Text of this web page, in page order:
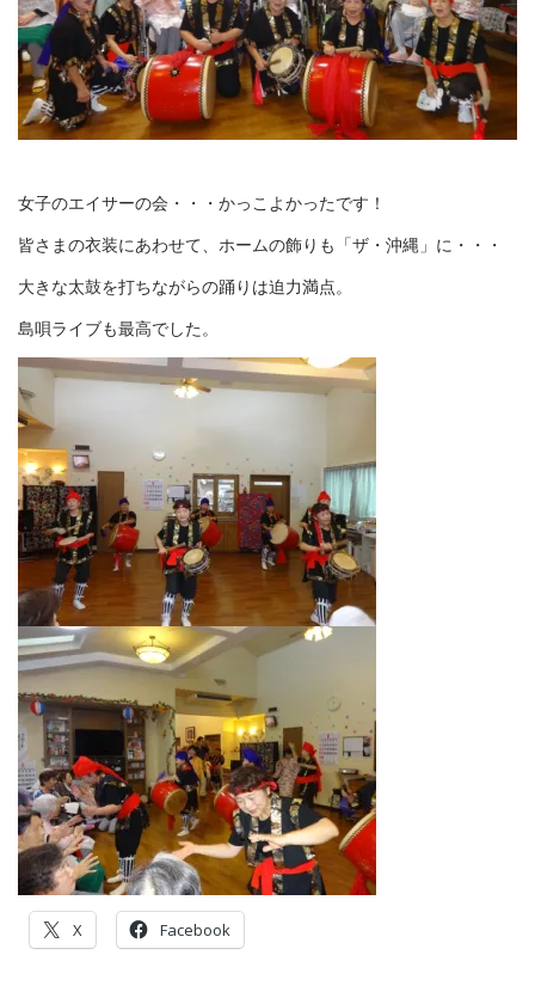
女子のエイサーの会・・・かっこよかったです！
皆さまの衣装にあわせて、ホームの飾りも「ザ・沖縄」に・・・
大きな太鼓を打ちながらの踊りは迫力満点。
島唄ライブも最高でした。
X Facebook